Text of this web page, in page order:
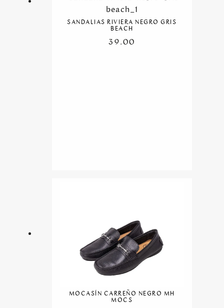
SANDALIAS RIVIERA NEGRO GRIS
BEACH
39.00
MOCASÍN CARREÑO NEGRO MH
MOCS